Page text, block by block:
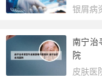
银屑病
南宁治
院
皮肤医